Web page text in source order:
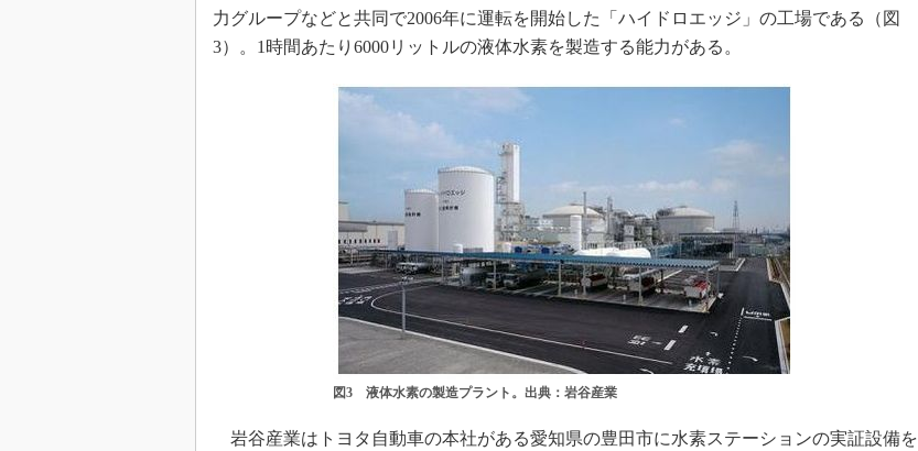
力グループなどと共同で2006年に運転を開始した「ハイドロエッジ」の工場である（図
3）。1時間あたり6000リットルの液体水素を製造する能力がある。
図3 液体水素の製造プラント。出典：岩谷産業
岩谷産業はトヨタ自動車の本社がある愛知県の豊田市に水素ステーションの実証設備を